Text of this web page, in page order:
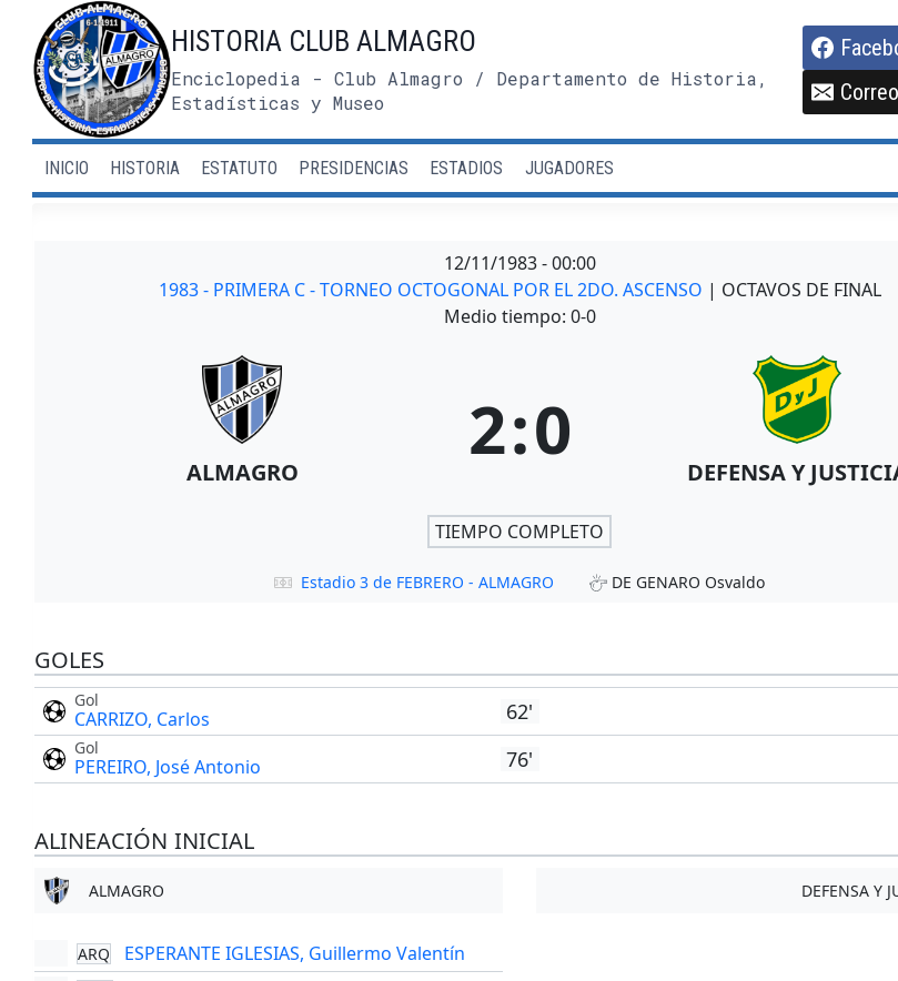
contenido
HISTORIA CLUB ALMAGRO
Enciclopedia - Club Almagro / Departamento de Historia,
Estadísticas y Museo
INICIO HISTORIA ESTATUTO PRESIDENCIAS ESTADIOS JUGADORES
12/11/1983-00:00
1983 - PRIMERA C - TORNEO OCTOGONAL POR EL 2DO. ASCENSO | OCTAVOS DE FINAL
Medio tiempo: 0-0
ALMAGRO 2:0 DEFENSA Y
TIEMPO COMPLETO
Estadio 3 de FEBRERO - ALMAGRO DE GENARO Osvaldo
GOLES
Gol
CARRIZO, Carlos 62'
Gol
PEREIRO, José Antonio 76'
ALINEACIÓN INICIAL
ALMAGRO
ARQ ESPERANTE IGLESIAS, Guillermo Valentín
DEFENSA Y